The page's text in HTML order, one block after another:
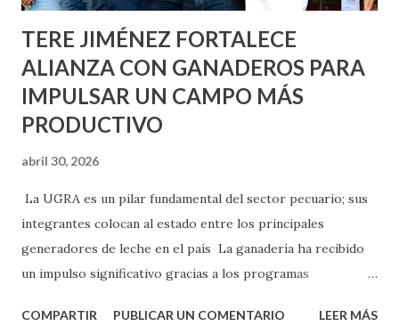
TERE JIMÉNEZ FORTALECE
ALIANZA CON GANADEROS PARA
IMPULSAR UN CAMPO MÁS
PRODUCTIVO
abril 30, 2026
La UGRA es un pilar fundamental del sector pecuario; sus
integrantes colocan al estado entre los principales
generadores de leche en el país La ganadería ha recibido
un impulso significativo gracias a los programas
COMPARTIR PUBLICAR UN COMENTARIO LEER MÁS